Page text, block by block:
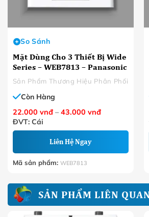
Sản Phẩm Thương Hiệu Phân Phối
Mặt Dùng Cho 3 Thiết Bị Wide
Series – WEB7813 – Panasonic
So Sánh
Còn Hàng
22.000 vnđ – 43.000 vnđKhoảng
22.000 VNĐ
ĐVT: Cái
Liên Hệ Ngay
Mã sản phẩm: WEB7813
SẢN PHẨM LIÊN